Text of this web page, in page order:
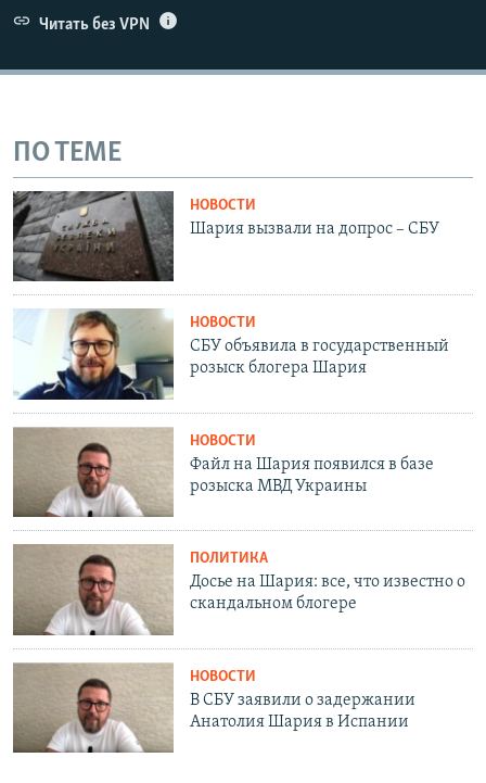
Читать без VPN
ПО ТЕМЕ
НОВОСТИ
Шария вызвали на допрос – СБУ
НОВОСТИ
СБУ объявила в государственный
розыск блогера Шария
НОВОСТИ
Файл на Шария появился в базе
розыска МВД Украины
ПОЛИТИКА
Досье на Шария: все, что известно о
скандальном блогере
НОВОСТИ
В СБУ заявили о задержании
Анатолия Шария в Испании